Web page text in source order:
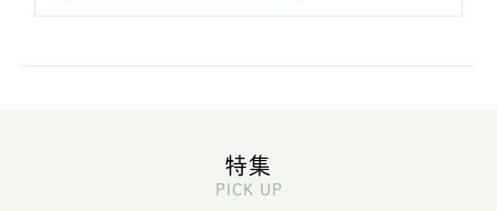
特集
PICK UP